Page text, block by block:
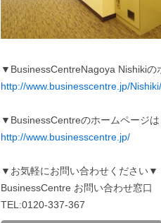
▼BusinessCentreNagoya Nishiki
http://www.businesscentre.jp/Nishiki/
▼BusinessCentreのホームページ
http://www.businesscentre.jp/
▼お気軽にお問い合わせください▼
BusinessCentre お問い合わせ窓口
TEL:0120-337-367